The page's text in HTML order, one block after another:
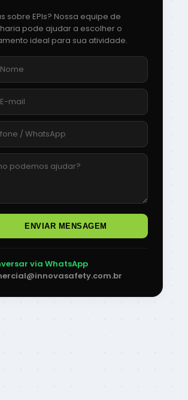
sobre EPIs? Nossa equipe de
pode ajudar a escolher o
ideal para sua atividade.
ENVIAR MENSAGEM
via WhatsApp